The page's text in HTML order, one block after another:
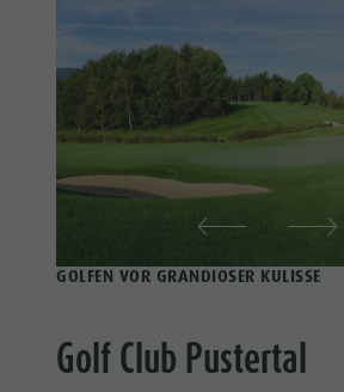
Tourenübersicht
Pilze sammeln
Kronplatz Doctor Service
FAQ
GOLFEN VOR GRANDIOSER KULISSE
Golf Club Pustertal